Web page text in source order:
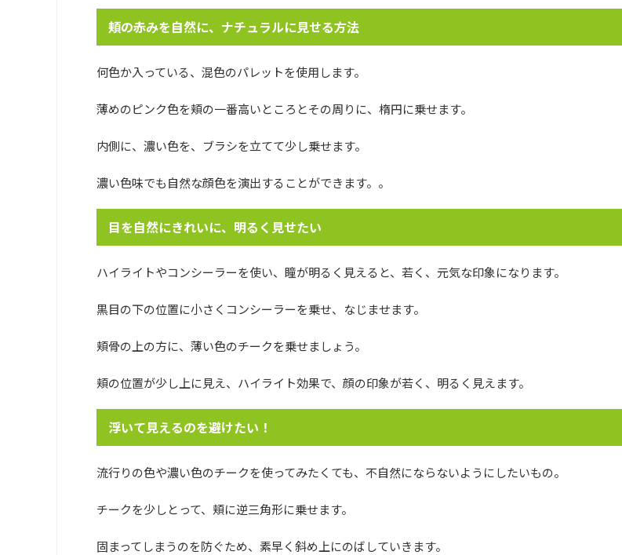
頬の赤みを自然に、ナチュラルに見せる方法
何色か入っている、混色のパレットを使用します。
薄めのピンク色を頬の一番高いところとその周りに、楕円に乗せます。
内側に、濃い色を、ブラシを立てて少し乗せます。
濃い色味でも自然な顔色を演出することができます。。
目を自然にきれいに、明るく見せたい
ハイライトやコンシーラーを使い、瞳が明るく見えると、若く、元気な印象になります。
黒目の下の位置に小さくコンシーラーを乗せ、なじませます。
頬骨の上の方に、薄い色のチークを乗せましょう。
頬の位置が少し上に見え、ハイライト効果で、顔の印象が若く、明るく見えます。
浮いて見えるのを避けたい！
流行りの色や濃い色のチークを使ってみたくても、不自然にならないようにしたいもの。
チークを少しとって、頬に逆三角形に乗せます。
固まってしまうのを防ぐため、素早く斜め上にのばしていきます。